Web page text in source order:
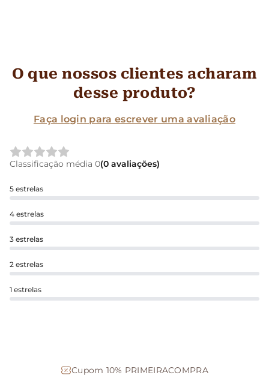
O que nossos clientes acharam
desse produto?
Faça login para escrever uma avaliação
Classificação média 0(0 avaliações)
5 estrelas
4 estrelas
3 estrelas
2 estrelas
1 estrelas
Cupom 10% PRIMEIRACOMPRA